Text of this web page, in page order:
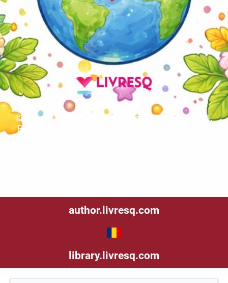
© Aceasta este o resursă educațională deschisă.
Resursele educaționale deschise sunt materiale
author.livresq.com
library.livresq.com